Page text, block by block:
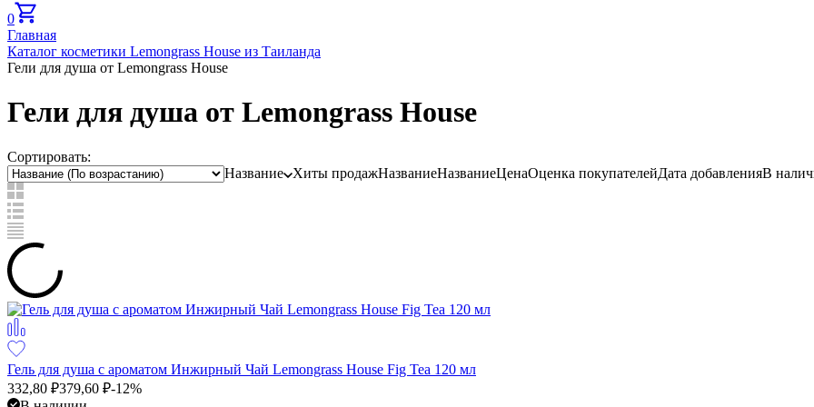
0
Главная
Каталог косметики Lemongrass House из Таиланда
Гели для душа от Lemongrass House
Гели для душа от Lemongrass House
Сортировать:
Название
Хиты продажНазваниеНазваниеЦенаОценка покупателейДата добавленияВ
Гель для душа с ароматом Инжирный Чай Lemongrass House Fig Tea 120 мл
332,80 ₽379,60 ₽-12%